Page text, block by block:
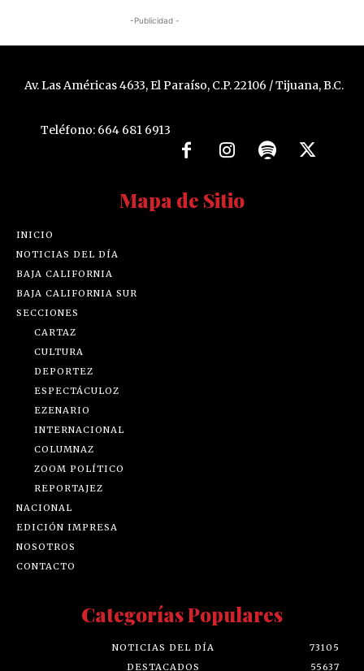
-Publicidad -
Av. Las Américas 4633, El Paraíso, C.P. 22106 / Tijuana, B.C.
Teléfono: 664 681 6913
Mapa de Sitio
INICIO
NOTICIAS DEL DÍA
BAJA CALIFORNIA
BAJA CALIFORNIA SUR
SECCIONES
CARTAZ
CULTURA
DEPORTEZ
ESPECTÁCULOZ
EZENARIO
INTERNACIONAL
COLUMNAZ
ZOOM POLÍTICO
REPORTAJEZ
NACIONAL
EDICIÓN IMPRESA
NOSOTROS
CONTACTO
Categorías Populares
NOTICIAS DEL DÍA
73105
DESTACADOS
55637